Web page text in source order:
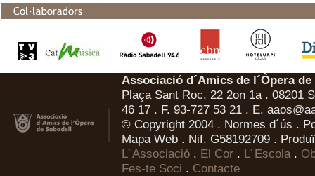
Associació d´Amics de l´Òpera
Plaça Sant Roc, 22 2on 1a . 08201
46 17 . F. 93-727 53 21 . E.
© Copyright 2004 . Normes d´ús .
Mapa Web . Nif. G58192709 .
L´Associació . El Cor . L´Escola.
Fes-te Soci . Contacte